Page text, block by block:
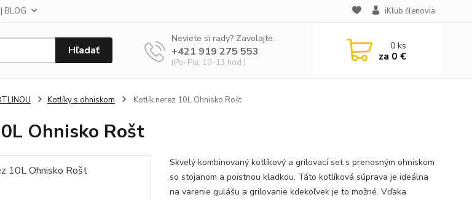
BLOG iKlub členovia
Hľadať
Neviete si rady? Zavolajte.
+421 919 275 553
(Po-Pia, 10-13 hod.)
0ks
za 0 €
Kotlíky s ohniskom Kotlík nerez 10L Ohnisko Rošt
Ohnisko Rošt
Skvelý kombinovaný kotlíkový a grilovací set s prenosným ohniskom
so stojanom a poistnou kladkou. Táto kotlíková súprava je ideálna
na varenie gulášu a grilovanie kdekoľvek je to možné. Vďaka